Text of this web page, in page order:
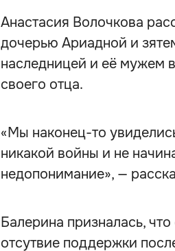
Анастасия Волочкова
дочерью Ариадной и
наследницей и её мужем
своего отца.
«Мы наконец-то
никакой войны и не
недопонимание», —
Балерина призналась,
отсутвие поддержки